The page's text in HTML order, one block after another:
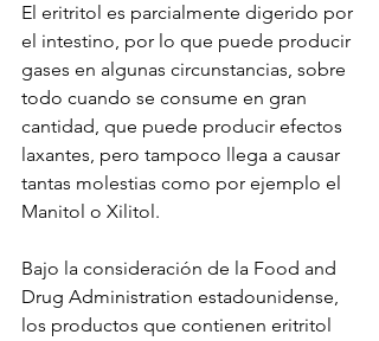
El eritritol es parcialmente digerido por
el intestino, por lo que puede producir
gases en algunas circunstancias, sobre
todo cuando se consume en gran
cantidad, que puede producir efectos
laxantes, pero tampoco llega a causar
tantas molestias como por ejemplo el
Manitol o Xilitol.
Bajo la consideración de la Food and
Drug Administration estadounidense,
los productos que contienen eritritol